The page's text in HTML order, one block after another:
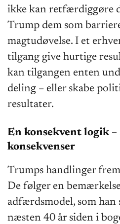
ikke kan retfærdiggøre
Trump dem som
magtudøvelse. I et
tilgang give hurtige
kan tilgangen enten
deling – eller skabe
resultater.
En konsekvent logik –
konsekvenser
Trumps handlinger
De følger en
adfærdsmodel, som han
næsten 40 år siden i